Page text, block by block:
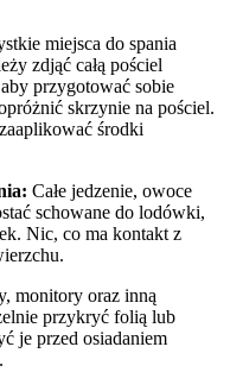
miejsca do spania
zdjąć całą pościel
przygotować sobie
skrzynie na pościel.
środki
Całe jedzenie, owoce
schowane do lodówki,
Nic, co ma kontakt z
monitory oraz inną
przykryć folią lub
je przed osiadaniem